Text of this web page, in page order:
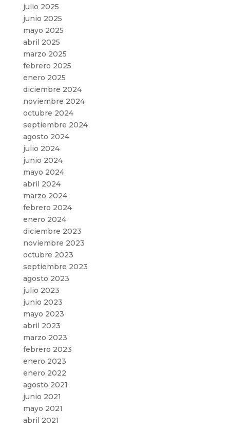
julio 2025
junio 2025
mayo 2025
abril 2025
marzo 2025
febrero 2025
enero 2025
diciembre 2024
noviembre 2024
octubre 2024
septiembre 2024
agosto 2024
julio 2024
junio 2024
mayo 2024
abril 2024
marzo 2024
febrero 2024
enero 2024
diciembre 2023
noviembre 2023
octubre 2023
septiembre 2023
agosto 2023
julio 2023
junio 2023
mayo 2023
abril 2023
marzo 2023
febrero 2023
enero 2023
enero 2022
agosto 2021
junio 2021
mayo 2021
abril 2021